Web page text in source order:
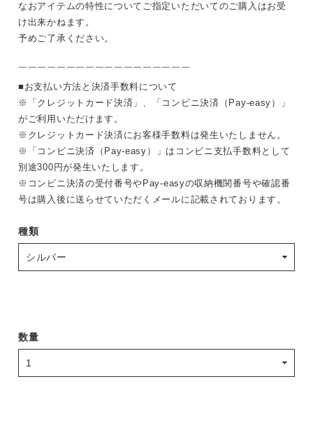
なおアイテムの特性についてご指定いただいてのご購入はお受
け出来かねます。
予めご了承ください。
￣￣￣￣￣￣￣￣￣￣￣￣￣￣￣￣￣￣
■お支払い方法と決済手数料について
※「クレジットカード決済」、「コンビニ決済（Pay-easy）」
がご利用いただけます。
※クレジットカード決済にお客様手数料は発生いたしません。
※「コンビニ決済（Pay-easy）」はコンビニ支払手数料として
別途300円が発生いたします。
※コンビニ決済の受付番号やPay-easyの収納機関番号や確認番
号は購入後に送らせていただくメールに記載されております。
種類
数量